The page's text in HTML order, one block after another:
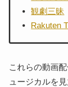
観劇三昧
Rakuten
これらの動画
ュージカルを